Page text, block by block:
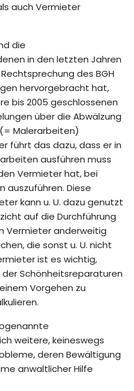
auch Vermieter
die
in den letzten Jahren
des BGH
hervorgebracht hat,
bis 2005 geschlossenen
über die Abwälzung
Malerarbeiten)
führt das dazu, dass er in
ausführen muss
Vermieter hat, bei
auszuführen. Diese
kann u. U. dazu genutzt
auf die Durchführung
Vermieter anderweitig
die sonst u. U. nicht
ist es wichtig,
Schönheitsreparaturen
Vorgehen zu
weitere, keineswegs
deren Bewältigung
anwaltlicher Hilfe